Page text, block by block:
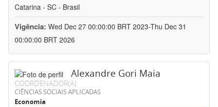
Catarina - SC - Brasil
Vigência: Wed Dec 27 00:00:00 BRT 2023-Thu Dec 31
00:00:00 BRT 2026
Alexandre Gori Maia
COORDENADOR(A)
CIÊNCIAS SOCIAIS APLICADAS
Economia